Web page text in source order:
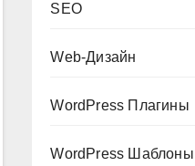
SEO
Web-Дизайн
WordPress Плагины
WordPress Шаблоны